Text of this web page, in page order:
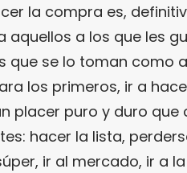
la compra es,
aquellos a los que les
que se lo toman como
los primeros, ir a
placer puro y duro que
hacer la lista,
ir al mercado, ir a